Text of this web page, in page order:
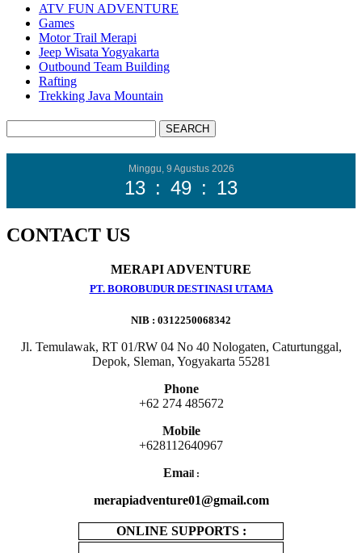
ATV FUN ADVENTURE
Games
Motor Trail Merapi
Jeep Wisata Yogyakarta
Outbound Team Building
Rafting
Trekking Java Mountain
Minggu, 9 Agustus 2026
13 : 49 : 14
CONTACT US
MERAPI ADVENTURE
PT. BOROBUDUR DESTINASI UTAMA
NIB : 0312250068342
Jl. Temulawak, RT 01/RW 04 No 40 Nologaten, Caturtunggal,
Depok, Sleman, Yogyakarta 55281
Phone
+62 274 485672
Mobile
+628112640967
Email :
merapiadventure01@gmail.com
ONLINE SUPPORTS :